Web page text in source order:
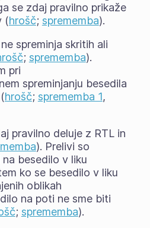
se zdaj pravilno prikaže
(hrošč; sprememba).
spreminja skritih ali
; sprememba).
pri
spreminjanju besedila
hrošč; sprememba 1,
pravilno deluje z RTL in
). Prelivi so
besedilo v liku
ko se besedilo v liku
oblikah
na poti ne sme biti
; sprememba).